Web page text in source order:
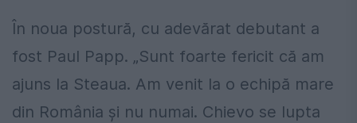
În noua postură, cu adevărat debutant a
fost Paul Papp. „Sunt foarte fericit că am
ajuns la Steaua. Am venit la o echipă mare
din România şi nu numai. Chievo se lupta